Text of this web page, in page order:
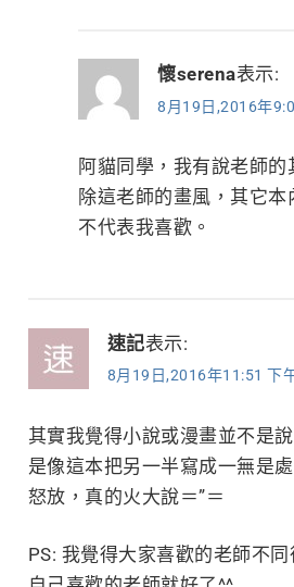
懷serena表示:
8月19日,2016年
阿貓同學，我有說老師
除這老師的畫風，其它
不代表我喜歡。
速記表示:
8月19日,2016年11:51 下
其實我覺得小說或漫畫並不是
是像這本把另一半寫成一無是
怒放，真的火大說＝”＝
PS: 我覺得大家喜歡的老師不